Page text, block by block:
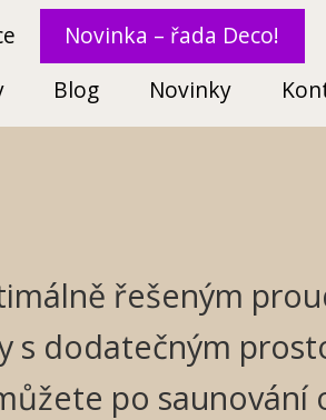
Novinka – řada Deco!
Blog Novinky
řešeným
s dodatečným
po